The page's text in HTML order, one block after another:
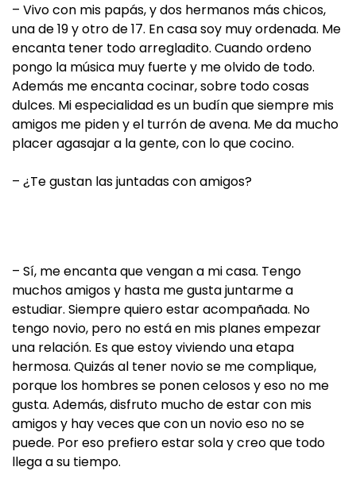
– Vivo con mis papás, y dos hermanos más chicos,
una de 19 y otro de 17. En casa soy muy ordenada. Me
encanta tener todo arregladito. Cuando ordeno
pongo la música muy fuerte y me olvido de todo.
Además me encanta cocinar, sobre todo cosas
dulces. Mi especialidad es un budín que siempre mis
amigos me piden y el turrón de avena. Me da mucho
placer agasajar a la gente, con lo que cocino.
– ¿Te gustan las juntadas con amigos?
– Sí, me encanta que vengan a mi casa. Tengo
muchos amigos y hasta me gusta juntarme a
estudiar. Siempre quiero estar acompañada. No
tengo novio, pero no está en mis planes empezar
una relación. Es que estoy viviendo una etapa
hermosa. Quizás al tener novio se me complique,
porque los hombres se ponen celosos y eso no me
gusta. Además, disfruto mucho de estar con mis
amigos y hay veces que con un novio eso no se
puede. Por eso prefiero estar sola y creo que todo
llega a su tiempo.